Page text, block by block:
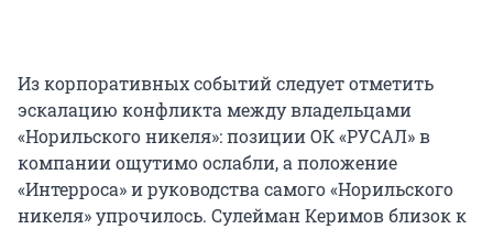
Из корпоративных событий следует отметить
эскалацию конфликта между владельцами
«Норильского никеля»: позиции ОК «РУСАЛ» в
компании ощутимо ослабли, а положение
«Интерроса» и руководства самого «Норильского
никеля» упрочилось. Сулейман Керимов близок к